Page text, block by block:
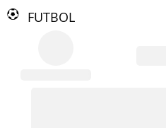
FUTBOL